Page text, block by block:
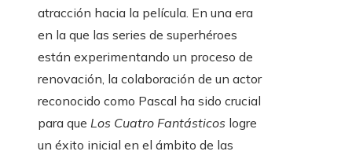
atracción hacia la película. En una era
en la que las series de superhéroes
están experimentando un proceso de
renovación, la colaboración de un actor
reconocido como Pascal ha sido crucial
para que Los Cuatro Fantásticos logre
un éxito inicial en el ámbito de las